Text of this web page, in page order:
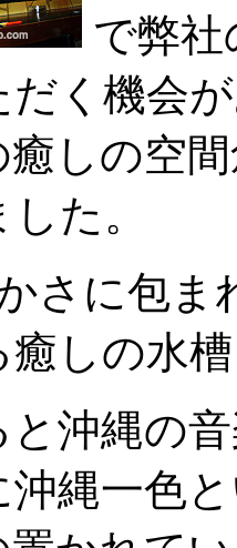
で弊
だく機会
しの空
た。
さに包ま
癒しの水槽
と沖縄の
沖縄一色